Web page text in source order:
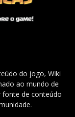
do jogo, Wiki
ao mundo de
fonte de conteúdo